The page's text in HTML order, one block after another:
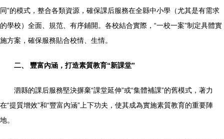
同”的模式，整合各類資源，確保課后服務在全縣中小學（尤其是有需求
的學校）全面、規范、有序鋪開。各校結合實際，“一校一案”制定具體實
施方案，確保服務貼合校情、生情。
二、 豐富內涵，打造素質教育“新課堂”
泗縣的課后服務堅決摒棄“課堂延伸”或“集體補課”的舊模式，著力
在“提質增效”和“豐富內涵”上下功夫，使其成為實施素質教育的重要陣
地。